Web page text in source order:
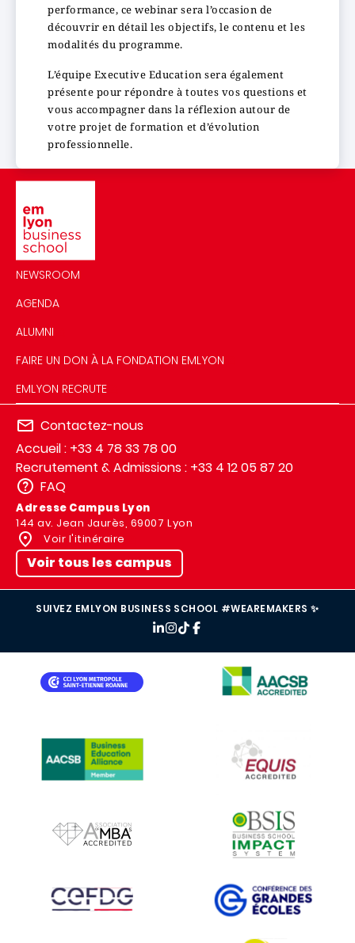
performance, ce webinar sera l’occasion de
découvrir en détail les objectifs, le contenu et les
modalités du programme.
L’équipe Executive Education sera également
présente pour répondre à toutes vos questions et
vous accompagner dans la réflexion autour de
votre projet de formation et d’évolution
professionnelle.
NEWSROOM
AGENDA
ALUMNI
FAIRE UN DON À LA FONDATION EMLYON
EMLYON RECRUTE
Contactez-nous
Accueil : +33 4 78 33 78 00
Recrutement & Admissions : +33 4 12 05 87 20
FAQ
Adresse Campus Lyon
144 av. Jean Jaurès, 69007 Lyon
Voir l'itinéraire
Voir tous les campus
SUIVEZ EMLYON BUSINESS SCHOOL #WEAREMAKERS ✨
IMAGE
IMAGE
IMAGE
IMAGE